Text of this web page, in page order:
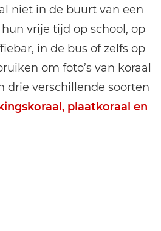
niet in de buurt van een
vrije tijd op school, op
in de bus of zelfs op
om foto’s van koraal
drie verschillende soorten
plaatkoraal en